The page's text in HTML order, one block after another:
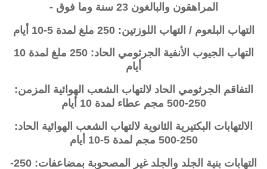
المراهقون والبالغون 23 سنة وما فوق -
التهاب البلعوم / التهاب اللوزتين: 250 ملغ لمدة 5-10 أيام
التهاب الجيوب الأنفية الجرثومي الحاد: 250 ملغ لمدة 10
أيام
التفاقم الجرثومي الحاد لالتهاب الشعب الهوائية المزمن:
250-500 مجم عطاء لمدة 10 أيام
الالتهابات البكتيرية الثانوية لالتهاب الشعب الهوائية الحاد:
250-500 مجم لمدة 5-10 أيام
التهابات بنية الجلد والجلد غير المصحوبة بمضاعفات: 250-